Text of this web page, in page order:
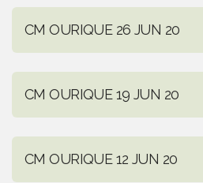
CM OURIQUE 26 JUN 20
CM OURIQUE 19 JUN 20
CM OURIQUE 12 JUN 20